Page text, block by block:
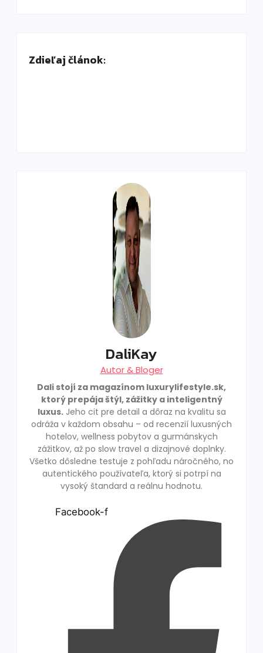
Zdieľaj článok:
DaliKay
Autor & Bloger
Dali stojí za magazínom luxurylifestyle.sk,
ktorý prepája štýl, zážitky a inteligentný
luxus.Jeho cit pre detail a dôraz na kvalitu sa
odráža v každom obsahu – od recenzií luxusných
hotelov, wellness pobytov a gurmánskych
zážitkov, až po slow travel a dizajnové doplnky.
Všetko dôsledne testuje z pohľadu náročného, no
autentického používateľa, ktorý si potrpí na
vysoký štandard a reálnu hodnotu.
Facebook-f